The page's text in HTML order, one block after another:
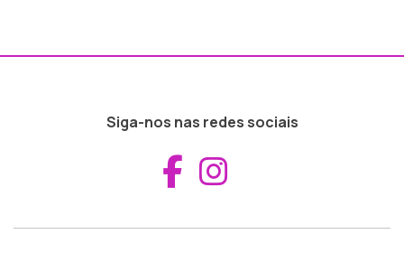
Siga-nos nas redes sociais
Aceder ao